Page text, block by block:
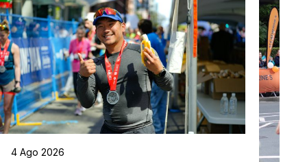
4 Ago 2026